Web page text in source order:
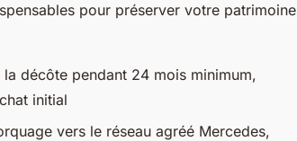
pour préserver votre patrimoine
décôte pendant 24 mois minimum,
initial
vers le réseau agréé Mercedes,